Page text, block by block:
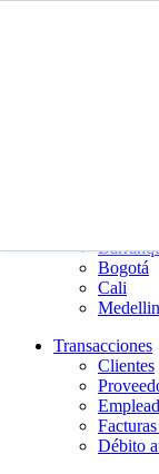
Bogotá
Cali
Medellin
Transacciones
Clientes
Débito